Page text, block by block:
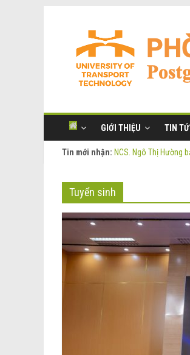
GIỚI THIỆU TIN
Tin mới nhận: NCS. Ngô Thị Hường
Thông tin luận án tiến
NCS. Phạm Thị Oanh
Tuyển sinh